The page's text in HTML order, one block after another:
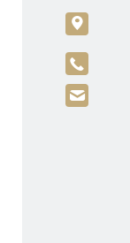
c
A
H